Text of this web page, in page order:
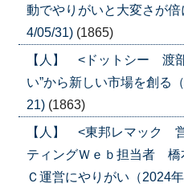
動でやりがいと大変さが
4/05/31) (1865)
【人】 <ドットシー 渡
い”から新しい市場を創る
21) (1863)
【人】 <東邦レマック
ティングＷｅｂ担当者
Ｃ運営にやりがい（2024